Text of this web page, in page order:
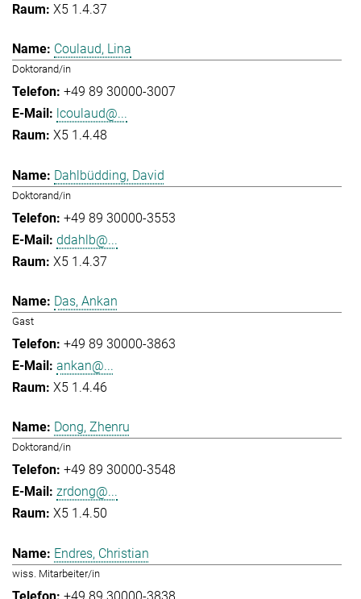
X5 1.4.37
Coulaud, Lina
Doktorand/in
+49 89 30000-3007
lcoulaud@...
X5 1.4.48
Dahlbüdding, David
Doktorand/in
+49 89 30000-3553
ddahlb@...
X5 1.4.37
Das, Ankan
Gast
+49 89 30000-3863
ankan@...
X5 1.4.46
Dong, Zhenru
Doktorand/in
+49 89 30000-3548
zrdong@...
X5 1.4.50
Endres, Christian
wiss. Mitarbeiter/in